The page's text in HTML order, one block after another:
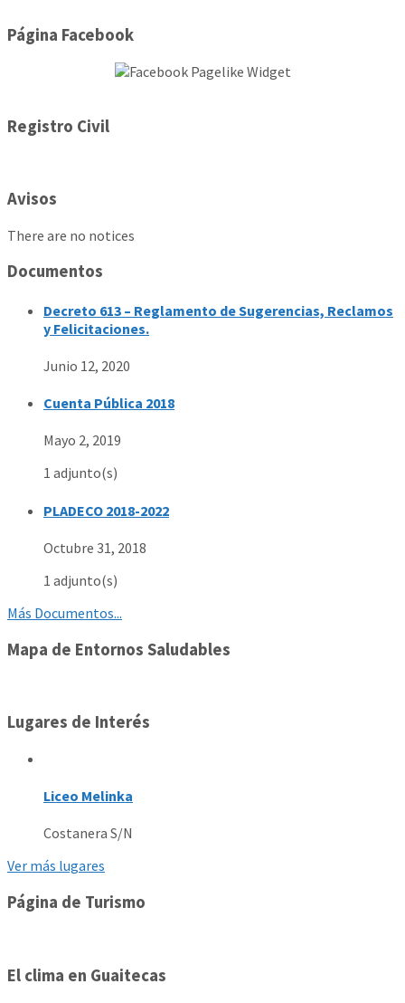
Página Facebook
Registro Civil
Avisos
There are no notices
Documentos
Decreto 613 – Reglamento de Sugerencias, Reclamos
y Felicitaciones.
Junio 12, 2020
Cuenta Pública 2018
Mayo 2, 2019
1 adjunto(s)
PLADECO 2018-2022
Octubre 31, 2018
1 adjunto(s)
Más Documentos...
Mapa de Entornos Saludables
Lugares de Interés
Liceo Melinka
Costanera S/N
Ver más lugares
Página de Turismo
El clima en Guaitecas